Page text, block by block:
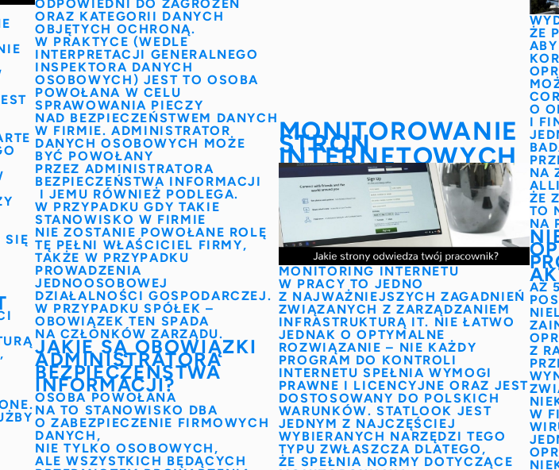
SIĘ
ODPOWIEDNI DO ZAGROŻEŃ
ORAZ KATEGORII DANYCH
OBJĘTYCH OCHRONĄ.
W PRAKTYCE (WEDLE
INTERPRETACJI GENERALNEGO
INSPEKTORA DANYCH
OSOBOWYCH) JEST TO OSOBA
POWOŁANA W CELU
SPRAWOWANIA PIECZY
NAD BEZPIECZEŃSTWEM DANYCH
W FIRMIE.ADMINISTRATOR
DANYCH OSOBOWYCH MOŻE
BYĆ POWOŁANY
PRZEZ ADMINISTRATORA
BEZPIECZEŃSTWA INFORMACJI
I JEMU RÓWNIEŻ PODLEGA.
W PRZYPADKU GDY TAKIE
STANOWISKO W FIRMIE
NIE ZOSTANIE POWOŁANE ROLĘ
TĘ PEŁNI WŁAŚCICIEL FIRMY,
TAKŻE W PRZYPADKU
PROWADZENIA
JEDNOOSOBOWEJ
DZIAŁALNOŚCI GOSPODARCZEJ.
W PRZYPADKU SPÓŁEK –
OBOWIĄZEK TEN SPADA
NA CZŁONKÓW ZARZĄDU.
JAKIE SĄ OBOWIĄZKI
ADMINISTRATORA
BEZPIECZEŃSTWA
INFORMACJI?
OSOBA POWOŁANA
NA TO STANOWISKO DBA
O ZABEZPIECZENIE FIRMOWYCH
DANYCH,
NIE TYLKO OSOBOWYCH,
ALE WSZYSTKICH BĘDĄCYCH
MONITOROWANIE
STRON
INTERNETOWYCH
MONITORING INTERNETU
W PRACY TO JEDNO
Z NAJWAŻNIEJSZYCH ZAGADNIEŃ
ZWIĄZANYCH Z ZARZĄDZANIEM
INFRASTRUKTURĄ IT. NIE ŁATWO
JEDNAK O OPTYMALNE
ROZWIĄZANIE – NIE KAŻDY
PROGRAM DO KONTROLI
INTERNETU SPEŁNIA WYMOGI
PRAWNE I LICENCYJNE ORAZ JEST
DOSTOSOWANY DO POLSKICH
WARUNKÓW. STATLOOK JEST
JEDNYM Z NAJCZĘŚCIEJ
WYBIERANYCH NARZĘDZI TEGO
TYPU ZWŁASZCZA DLATEGO,
ŻE SPEŁNIA NORMY DOTYCZĄCE
ŻE
O
I
NA
ŻE
TO
NA
AŻ
Z
W